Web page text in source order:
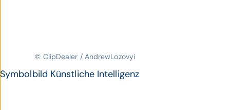
© ClipDealer / AndrewLozovyi
Symbolbild Künstliche Intelligenz